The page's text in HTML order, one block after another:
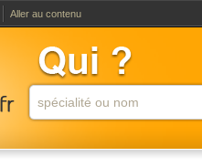
Aller au contenu